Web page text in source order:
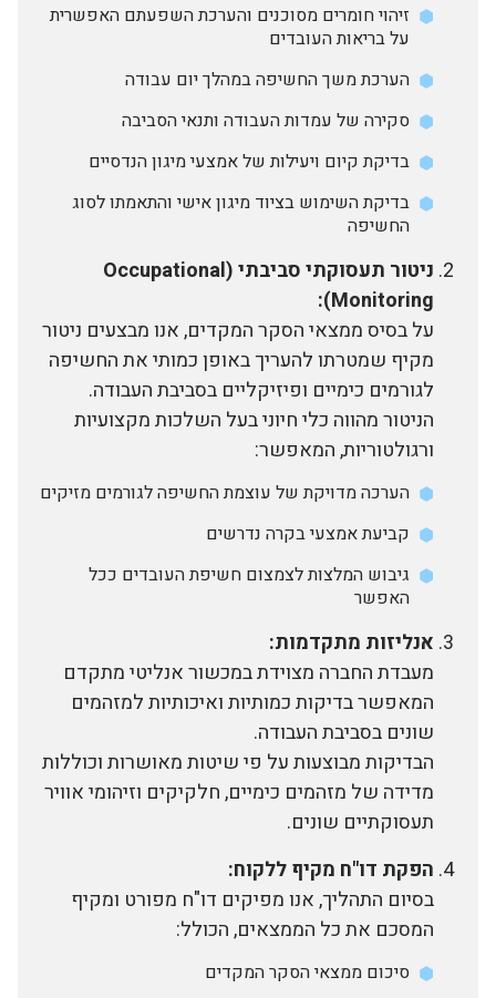
זיהוי חומרים מסוכנים והערכת השפעתם האפשרית
על בריאות העובדים
הערכת משך החשיפה במהלך יום עבודה
סקירה של עמדות העבודה ותנאי הסביבה
בדיקת קיום ויעילות של אמצעי מיגון הנדסיים
בדיקת השימוש בציוד מיגון אישי והתאמתו לסוג
החשיפה
ניטור תעסוקתי סביבתי (Occupational
Monitoring):
על בסיס ממצאי הסקר המקדים, אנו מבצעים ניטור
מקיף שמטרתו להעריך באופן כמותי את החשיפה
לגורמים כימיים ופיזיקליים בסביבת העבודה.
הניטור מהווה כלי חיוני בעל השלכות מקצועיות
ורגולטוריות, המאפשר:
הערכה מדויקת של עוצמת החשיפה לגורמים מזיקים
קביעת אמצעי בקרה נדרשים
גיבוש המלצות לצמצום חשיפת העובדים ככל
האפשר
אנליזות מתקדמות:
מעבדת החברה מצוידת במכשור אנליטי מתקדם
המאפשר בדיקות כמותיות ואיכותיות למזהמים
שונים בסביבת העבודה.
הבדיקות מבוצעות על פי שיטות מאושרות וכוללות
מדידה של מזהמים כימיים, חלקיקים וזיהומי אוויר
תעסוקתיים שונים.
הפקת דו"ח מקיף ללקוח:
בסיום התהליך, אנו מפיקים דו"ח מפורט ומקיף
המסכם את כל הממצאים, הכולל:
סיכום ממצאי הסקר המקדים